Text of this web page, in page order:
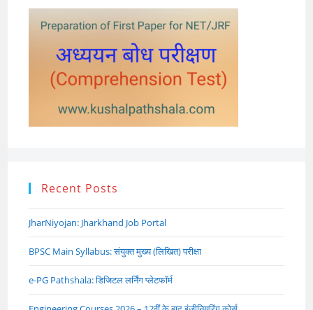
Recent Posts
JharNiyojan: Jharkhand Job Portal
BPSC Main Syllabus: संयुक्त मुख्य (लिखित) परीक्षा
e-PG Pathshala: डिजिटल लर्निंग प्लेटफॉर्म